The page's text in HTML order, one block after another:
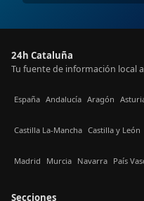
24h Cataluña
Tu fuente de información local
España Andalucía Aragón
Castilla La-Mancha Castilla y León
Madrid Murcia Navarra País
Secciones